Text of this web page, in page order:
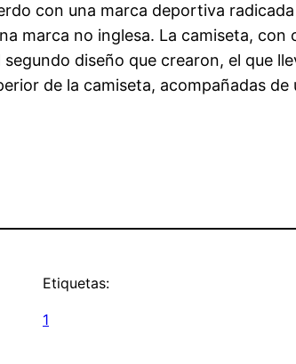
con una marca deportiva
marca no inglesa. La camiseta, con
diseño que crearon, el que
de la camiseta, acompañadas de
Etiquetas:
1